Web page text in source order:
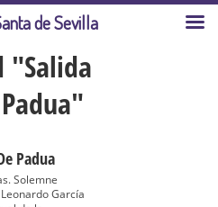
"Salida
Padua
Solemne
García
de Sevilla